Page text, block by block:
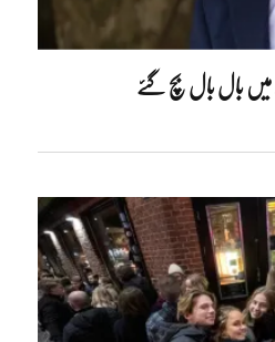
میں بال بال بچ گئے